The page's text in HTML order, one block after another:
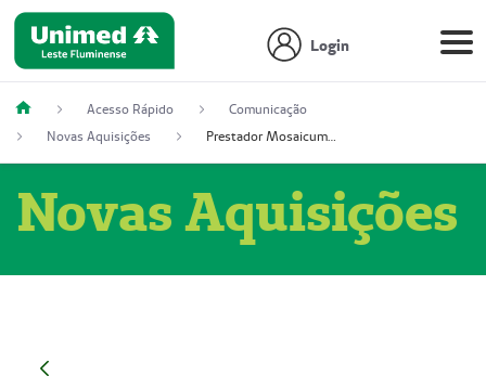
Login
Acesso Rápido
Comunicação
Novas Aquisições
Prestador Mosaicum Espaço Clínico Ltda (51004352-0)
Novas Aquisições